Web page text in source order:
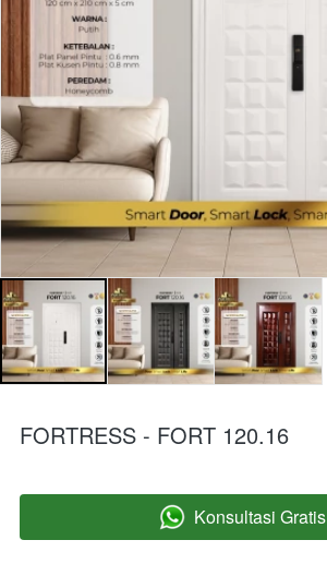
FORTRESS - FORT 120.16
` Konsultasi Gratis